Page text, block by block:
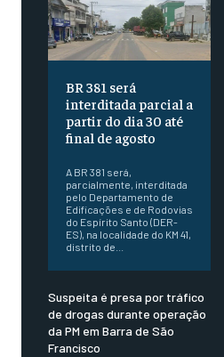
BR 381 será
interditada parcial a
partir do dia 30 até
final de agosto
A BR 381 será,
parcialmente, interditada
pelo Departamento de
Edificações e de Rodovias
do Espírito Santo (DER-
ES), na localidade do KM 41,
distrito de...
Suspeita é presa por tráfico
de drogas durante operação
da PM em Barra de São
Francisco